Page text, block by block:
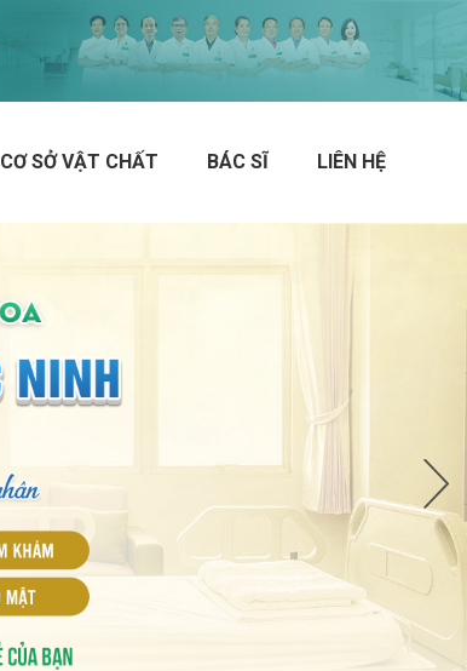
CƠ SỞ VẬT CHẤT BÁC SĨ LIÊN HỆ